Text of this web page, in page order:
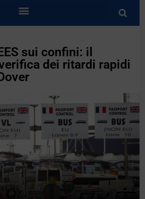
sui confini: il
dei ritardi rapidi